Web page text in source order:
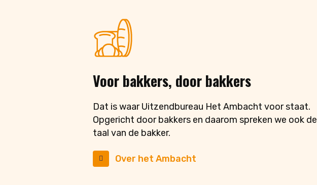
Voor bakkers, door bakkers
Dat is waar Uitzendbureau Het Ambacht voor staat.
Opgericht door bakkers en daarom spreken we ook de
taal van de bakker.
Over het Ambacht